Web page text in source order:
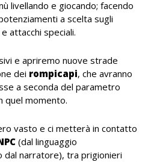
livellando e giocando; facendo
a scelta sugli
attacchi speciali.
e apriremo nuove strade
dei rompicapi, che avranno
a seconda del parametro
quel momento.
vasto e ci metterà in contatto
(dal linguaggio
dal narratore), tra prigionieri